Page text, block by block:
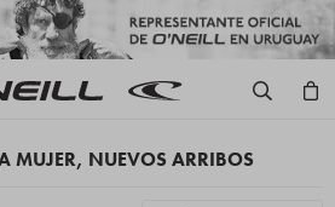
MUJER, NUEVOS ARRIBOS